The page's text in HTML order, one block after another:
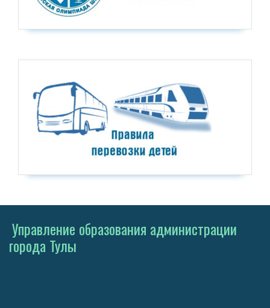
Управление образования администрации
города Тулы